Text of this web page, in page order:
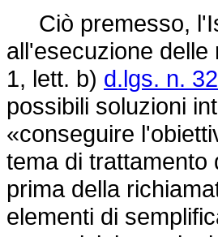
Ciò premesso,
all'esecuzione
1, lett. b) d.lgs. n.
possibili soluzioni
«conseguire
tema di trattamento
prima della
elementi di